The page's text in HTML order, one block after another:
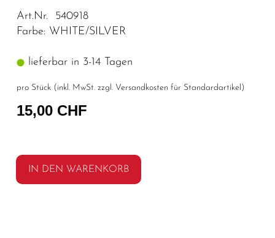
Art.Nr. 540918
Farbe: WHITE/SILVER
lieferbar in 3-14 Tagen
pro Stück (inkl. MwSt. zzgl. Versandkosten für Standardartikel )
15,00 CHF
IN DEN WARENKORB